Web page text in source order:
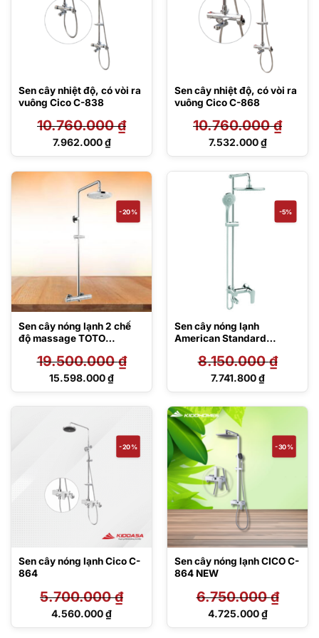
Sen cây nhiệt độ, có vòi ra
vuông Cico C-838
10.760.000₫
Giá
10.760.000 ₫.
7.962.000₫
Giá
là:
7.962.000 ₫.
Sen cây nhiệt độ, có vòi ra
vuông Cico C-868
10.760.000₫
Giá
10.760.000 ₫.
7.532.000₫
Giá
tại
là:
7.532.000 ₫.
-20%
Sen cây nóng lạnh 2 chế
độ massage TOTO
19.500.000₫
Giá
15.598.000₫
Giá
là:
15.598.000 ₫.
-5%
Sen cây nóng lạnh
American Standard
8.150.000₫
Giá
8.150.000 ₫.
7.741.800₫
Giá
tại
là:
7.741.800 ₫.
-20%
Sen cây nóng lạnh Cico C-
864
5.700.000₫
Giá
4.560.000₫
Giá
-30%
Sen cây nóng lạnh CICO C-
864 NEW
6.750.000₫
Giá
4.725.000₫
Giá